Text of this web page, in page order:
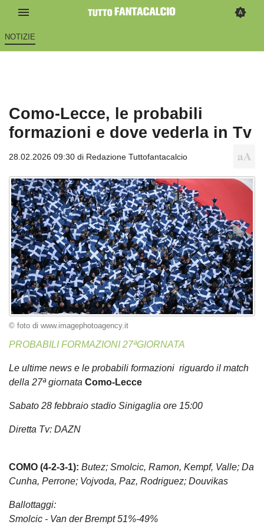
NOTIZIE
Como-Lecce, le probabili
formazioni e dove vederla in Tv
28.02.2026 09:30 di Redazione Tuttofantacalcio
© foto di www.imagephotoagency.it
PROBABILI FORMAZIONI 27ªGIORNATA
Le ultime news e le probabili formazioni riguardo il match
della 27ª giornata Como-Lecce
Sabato 28 febbraio stadio Sinigaglia ore 15:00
Diretta Tv: DAZN
COMO (4-2-3-1): Butez; Smolcic, Ramon, Kempf, Valle; Da
Cunha, Perrone; Vojvoda, Paz, Rodriguez; Douvikas
Ballottaggi:
Smolcic - Van der Brempt 51%-49%